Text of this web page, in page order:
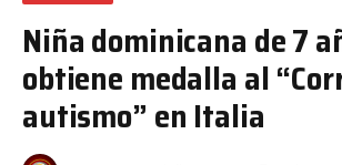
Niña dominicana de 7
obtiene medalla al
autismo” en Italia